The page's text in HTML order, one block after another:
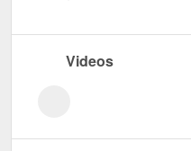
Videos